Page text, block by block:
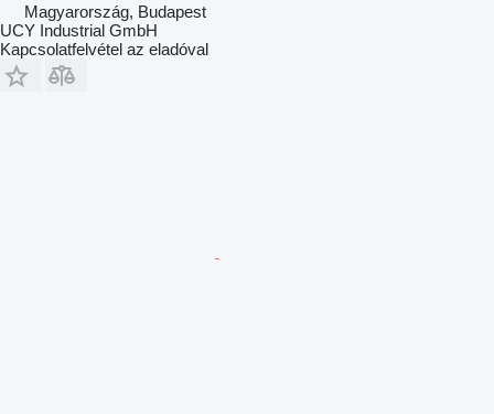
Magyarország, Budapest
UCY Industrial GmbH
Kapcsolatfelvétel az eladóval